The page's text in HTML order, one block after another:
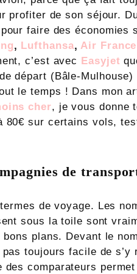
profiter de son séjour.
faire des économies
, Lufthansa, Air France
c’est avec Easyjet
départ (Bâle-
le temps ! Dans mon
cher, je vous donne
80€ sur certains vols,
de
de voyage. Les
sous la toile sont
plans. Devant le
toujours facile de s’y
comparateurs